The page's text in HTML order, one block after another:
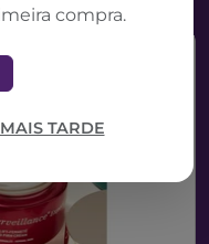
compra.
TARDE